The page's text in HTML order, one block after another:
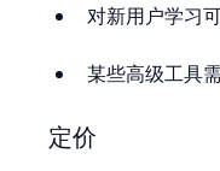
对新用户学习
某些高级工具
定价